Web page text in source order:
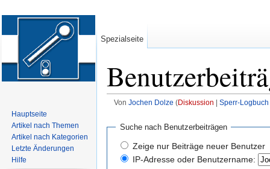
Von Jochen Dolze (Diskussion Sperr-Logbuch
Suche nach Benutzerbeiträgen
Zeige nur Beiträge neuer Benutzer
IP-Adresse oder Benutzername:
Spezialseite
Hauptseite
Artikel nach Themen
Artikel nach Kategorien
Letzte Änderungen
Hilfe